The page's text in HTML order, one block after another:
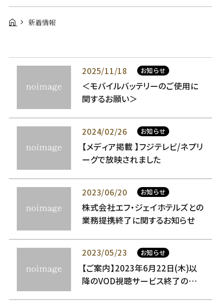
新着情報
2025/11/18 お知らせ
＜モバイルバッテリーのご使用に
関するお願い＞
2024/02/26 お知らせ
【メディア掲載 】フジテレビ/ネプリ
ーグで放映されました
2023/06/20 お知らせ
株式会社エフ・ジェイホテルズとの
業務提携終了に関するお知らせ
2023/05/23 お知らせ
【ご案内】2023年6月22日(木)以
降のVOD視聴サービス終了のお